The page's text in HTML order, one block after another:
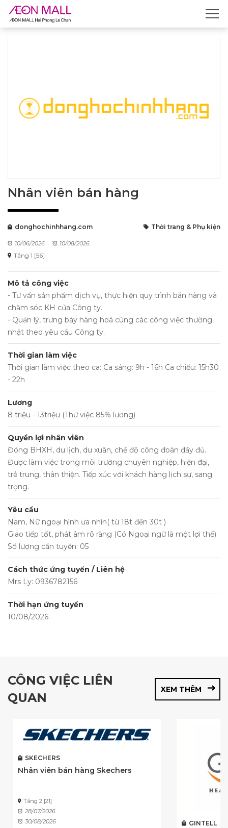
Nhân viên bán hàng
donghochinhhang.com Thời trang & Phụ kiện
10/06/2026 10/08/2026
Tầng 1 [56]
Mô tả công việc
- Tư vấn sản phẩm dịch vụ, thực hiện quy trình bán hàng và
chăm sóc KH của Công ty.
- Quản lý, trưng bày hàng hoá cùng các công việc thường
nhật theo yêu cầu Công ty.
Thời gian làm việc
Thời gian làm việc theo ca: Ca sáng: 9h - 16h Ca chiều: 15h30
- 22h
Lương
8 triệu - 13triệu (Thử việc 85% lương)
Quyền lợi nhân viên
Đóng BHXH, du lịch, du xuân, chế độ công đoàn đầy đủ.
Được làm việc trong môi trường chuyên nghiệp, hiện đại,
trẻ trung, thân thiện. Tiếp xúc với khách hàng lịch sự, sang
trọng.
Yêu cầu
Nam, Nữ ngoại hình ưa nhìn( từ 18t đến 30t )
Giao tiếp tốt, phát âm rõ ràng (Có Ngoại ngữ là một lợi thế)
Số lượng cần tuyển: 05
Cách thức ứng tuyển / Liên hệ
Mrs Ly: 0936782156
Thời hạn ứng tuyển
10/08/2026
CÔNG VIỆC LIÊN
QUAN
XEM THÊM
SKECHERS
Nhân viên bán hàng Skechers
Tầng 2 [21]
28/07/2026
30/08/2026
GINTELL